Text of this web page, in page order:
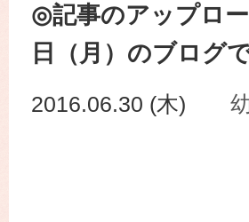
◎記事のアップロ
日（月）のブログ
2016.06.30 (木)